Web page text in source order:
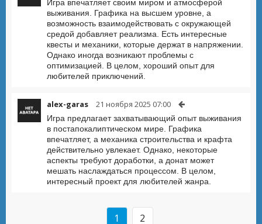
Игра впечатляет своим миром и атмосферой
выживания. Графика на высшем уровне, а
возможность взаимодействовать с окружающей
средой добавляет реализма. Есть интересные
квесты и механики, которые держат в напряжении.
Однако иногда возникают проблемы с
оптимизацией. В целом, хороший опыт для
любителей приключений.
alex-garas 21 ноября 2025 07:00
Игра предлагает захватывающий опыт выживания
в постапокалиптическом мире. Графика
впечатляет, а механика строительства и крафта
действительно увлекает. Однако, некоторые
аспекты требуют доработки, а донат может
мешать наслаждаться процессом. В целом,
интересный проект для любителей жанра.
1 2